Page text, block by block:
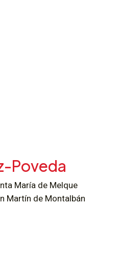
Poveda
María de Melque
Martín de Montalbán